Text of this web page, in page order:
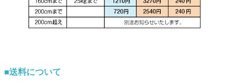
■送料について